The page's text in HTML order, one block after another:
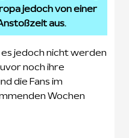
jedoch von einer
aus.
jedoch nicht werden
noch ihre
die Fans im
Wochen